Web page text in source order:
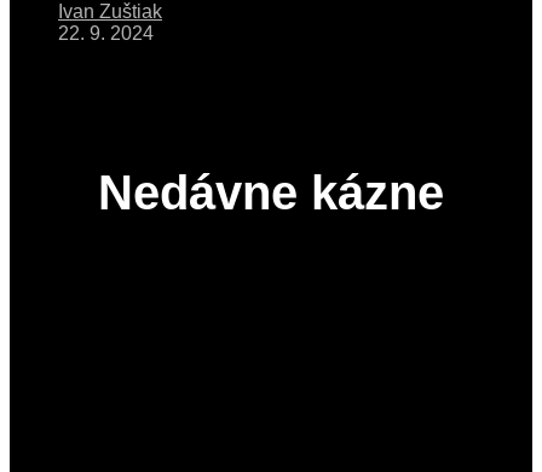
Ivan Zuštiak
22. 9. 2024
Nedávne kázne